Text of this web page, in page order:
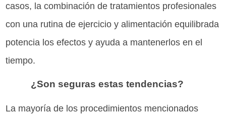
casos, la combinación de tratamientos profesionales
con una rutina de ejercicio y alimentación equilibrada
potencia los efectos y ayuda a mantenerlos en el
tiempo.
¿Son seguras estas tendencias?
La mayoría de los procedimientos mencionados